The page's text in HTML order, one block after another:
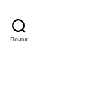
Поиск